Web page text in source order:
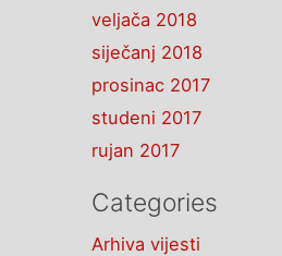
veljača 2018
siječanj 2018
prosinac 2017
studeni 2017
rujan 2017
Categories
Arhiva vijesti